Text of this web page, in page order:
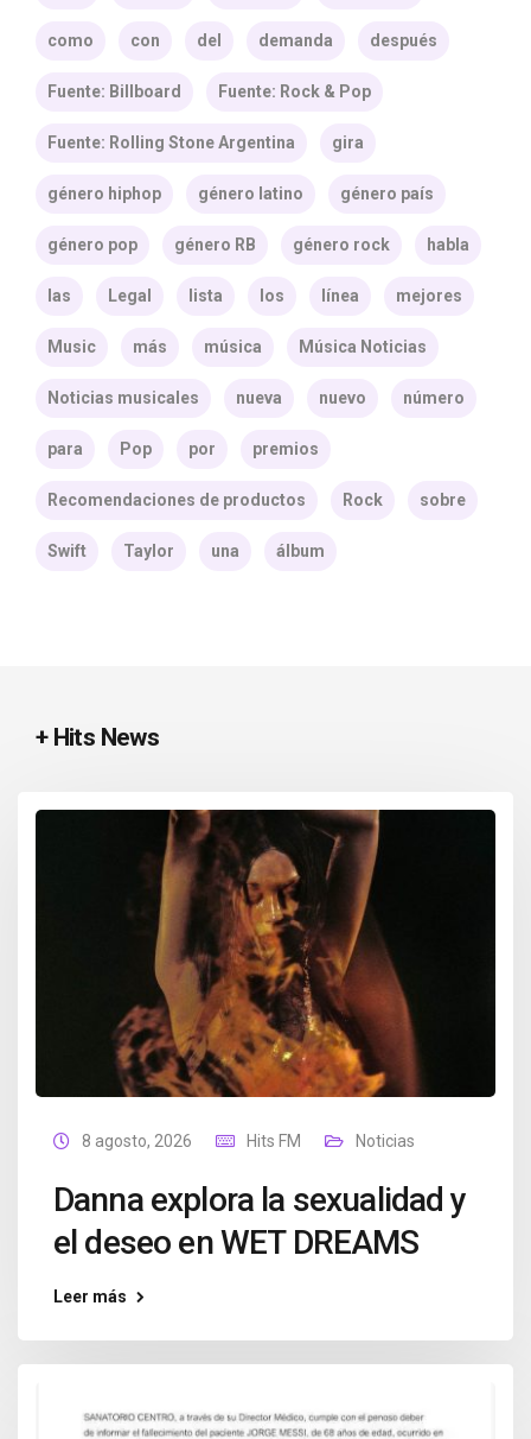
como con del demanda después
Fuente: Billboard Fuente: Rock & Pop
Fuente: Rolling Stone Argentina gira
género hiphop género latino género país
género pop género RB género rock habla
las Legal lista los línea mejores
Music más música Música Noticias
Noticias musicales nueva nuevo número
para Pop por premios
Recomendaciones de productos Rock sobre
Swift Taylor una álbum
+ Hits News
8 agosto, 2026 Hits FM Noticias
Danna explora la sexualidad y
el deseo en WET DREAMS
Leer más